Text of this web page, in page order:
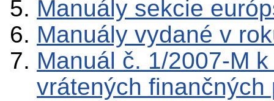
Manuály sekcie
Manuály vydané v
Manuál č. 1/2007-M
vrátených finančných